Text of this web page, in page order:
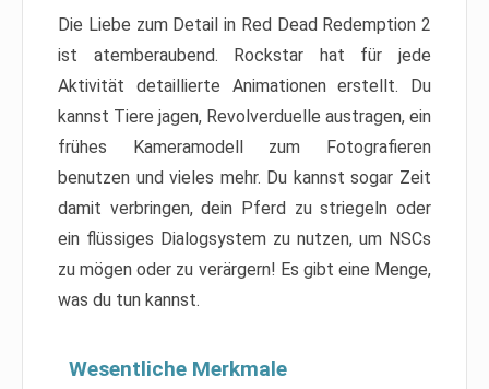
Die Liebe zum Detail in Red Dead Redemption 2
ist atemberaubend. Rockstar hat für jede
Aktivität detaillierte Animationen erstellt. Du
kannst Tiere jagen, Revolverduelle austragen, ein
frühes Kameramodell zum Fotografieren
benutzen und vieles mehr. Du kannst sogar Zeit
damit verbringen, dein Pferd zu striegeln oder
ein flüssiges Dialogsystem zu nutzen, um NSCs
zu mögen oder zu verärgern! Es gibt eine Menge,
was du tun kannst.
Wesentliche Merkmale